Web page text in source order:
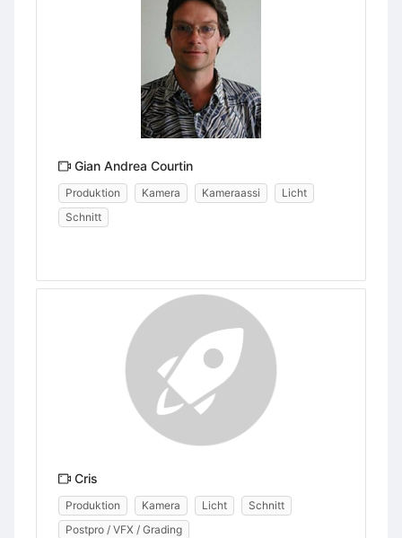
Gian Andrea Courtin
Produktion Kamera Kameraassi
Licht
Schnitt
Cris
Produktion Kamera Licht
Schnitt
Postpro / VFX / Grading